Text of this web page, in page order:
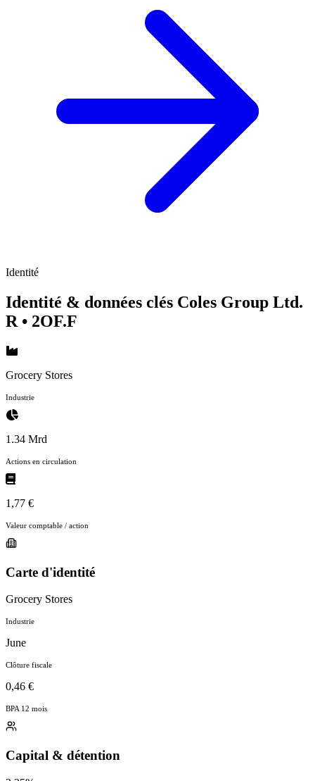
Identité
Identité & données clés Coles Group Ltd.
R • 2OF.F
Grocery Stores
Industrie
1.34 Mrd
Actions en circulation
1,77 €
Valeur comptable / action
Carte d'identité
Grocery Stores
Industrie
June
Clôture fiscale
0,46 €
BPA 12 mois
Capital & détention